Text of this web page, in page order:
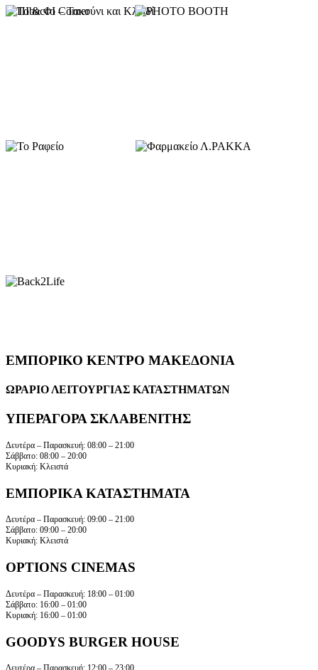
ΕΜΠΟΡΙΚΟ ΚΕΝΤΡΟ ΜΑΚΕΔΟΝΙΑ
ΩΡΑΡΙΟ ΛΕΙΤΟΥΡΓΙΑΣ ΚΑΤΑΣΤΗΜΑΤΩΝ
ΥΠΕΡΑΓΟΡΑ ΣΚΛΑΒΕΝΙΤΗΣ
Δευτέρα – Παρασκευή: 08:00 – 21:00
Σάββατο: 08:00 – 20:00
Κυριακή: Κλειστά
ΕΜΠΟΡΙΚΑ ΚΑΤΑΣΤΗΜΑΤΑ
Δευτέρα – Παρασκευή: 09:00 – 21:00
Σάββατο: 09:00 – 20:00
Κυριακή: Κλειστά
OPTIONS CINEMAS
Δευτέρα – Παρασκευή: 18:00 – 01:00
Σάββατο: 16:00 – 01:00
Κυριακή: 16:00 – 01:00
GOODYS BURGER HOUSE